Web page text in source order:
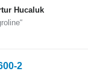
Hucaluk
2